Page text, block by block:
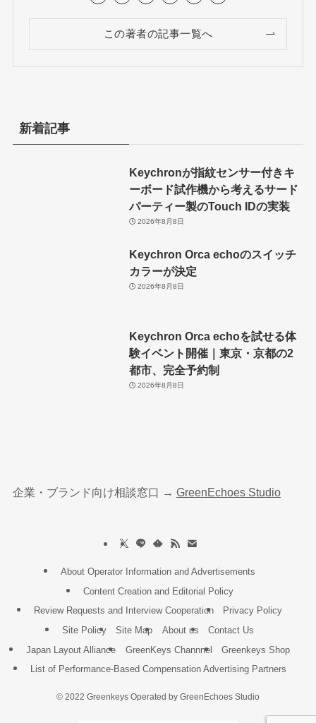
この著者の記事一覧へ
新着記事
Keychronが指紋センサー付きキ
ーボード試作機から考えるサード
パーティー製のTouch IDの実装
2026年8月8日
Keychron Orca echoのスイッチ
カラーが決定
2026年8月8日
Keychron Orca echoを試せる体
験イベント開催｜東京・京都の2
都市、完全予約制
2026年8月8日
企業・ブランド向け相談窓口 → GreenEchoes Studio
About Operator Information and Advertisements
Content Creation and Editorial Policy
Review Requests and Interview Cooperation
Privacy Policy
Site Policy
Site Map About us
Contact Us
Japan Layout Alliance
GreenKeys Channnel
Greenkeys Shop
List of Performance-Based Compensation Advertising Partners
© 2022 Greenkeys Operated by GreenEchoes Studio